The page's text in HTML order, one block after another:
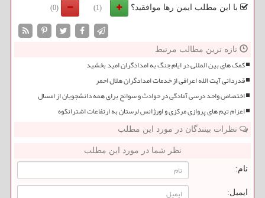
با این مطلب ایمن رها موافقید؟ (1)
(0)
تازه ترین مطالب مرتبط
کمک های بین المللی در ایام جنگ به امدادگران امید بخشید
قدردانی آیت الله اعرافی از خدمات امدادگران هلال احمر
اختصاص واحد درسی آمادگی در حوادث و سوانح برای همه دانشجویان از امسال
اعزام تیم های پروازی مرکزی و اورژانس لرستان به ارتفاعات اشترانکوه
نظرات بینندگان در مورد این مطلب
نظر شما در مورد این مطلب
نام:
ایمیل: